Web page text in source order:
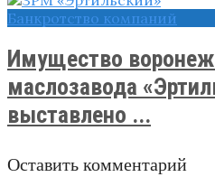
Банкротство компаний
Имущество
маслозавода
выставлено ...
Оставить комментарий